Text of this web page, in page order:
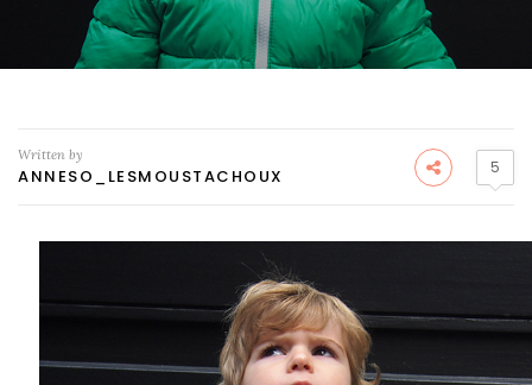
Written by
ANNESO_LESMOUSTACHOUX 5